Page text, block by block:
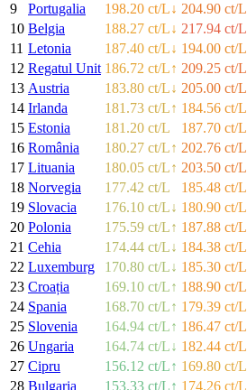
9
Portugalia 198.20 ct/L↓ 204.90 ct/L
10 Belgia 188.27 ct/L↓ 217.94 ct/L
11 Letonia 187.40 ct/L↓ 194.00 ct/L
12 Regatul Unit 186.72 ct/L↑ 209.25 ct/L
13 Austria 183.80 ct/L↓ 205.00 ct/L
14 Irlanda 181.73 ct/L↑ 184.56 ct/L
15 Estonia 181.20 ct/L
187.70 ct/L
16 România 180.27 ct/L↑ 202.76 ct/L
17 Lituania 180.05 ct/L↑ 203.50 ct/L
18 Norvegia 177.42 ct/L
185.48 ct/L
19 Slovacia 176.10 ct/L↓ 180.90 ct/L
20 Polonia 175.59 ct/L↑ 187.88 ct/L
21 Cehia 174.44 ct/L↓ 184.38 ct/L
22 Luxemburg 170.80 ct/L↓ 185.30 ct/L
23 Croația 169.10 ct/L↑ 188.90 ct/L
24 Spania 168.70 ct/L↑ 179.39 ct/L
25 Slovenia 164.94 ct/L↑ 186.47 ct/L
26 Ungaria 164.74 ct/L↓ 182.44 ct/L
27 Cipru 156.12 ct/L↑ 169.80 ct/L
28 Bulgaria 153.33 ct/L↑ 174.26 ct/L